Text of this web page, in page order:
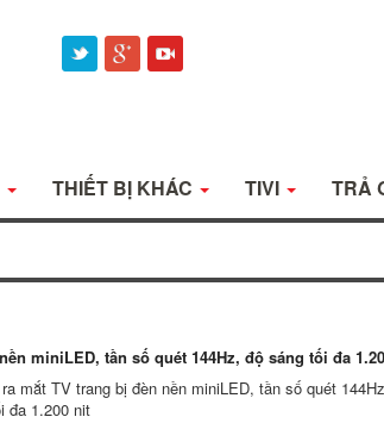
THIẾT BỊ KHÁC TIVI TRẢ
miniLED, tần số quét 144Hz, độ sáng tối đa
mắt TV trang bị đèn nền miniLED, tần số quét
đa 1.200 nit